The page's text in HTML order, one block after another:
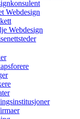
Webdesign
Webdesign